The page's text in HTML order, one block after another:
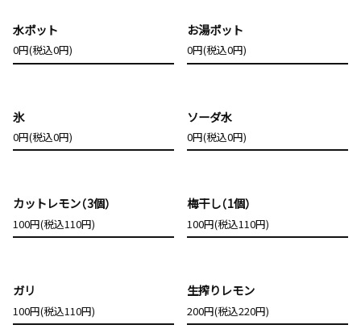
水ポット
0円(税込0円)
お湯ポット
0円(税込0円)
氷
0円(税込0円)
ソーダ水
0円(税込0円)
カットレモン（3個）
100円(税込110円)
梅干し（1個）
100円(税込110円)
ガリ
100円(税込110円)
生搾りレモン
200円(税込220円)